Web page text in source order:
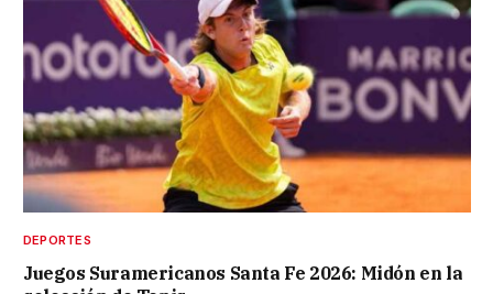
DEPORTES
Juegos Suramericanos Santa Fe 2026: Midón en la